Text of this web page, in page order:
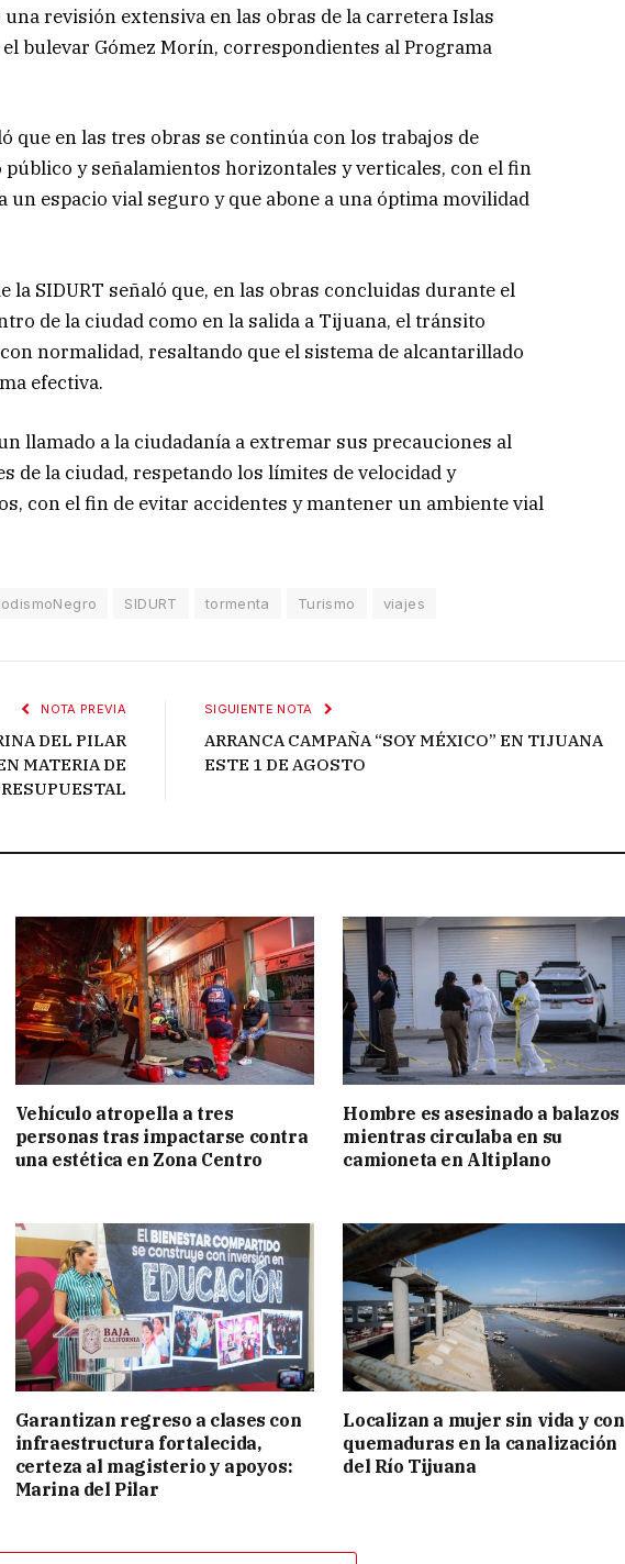
una revisión extensiva en las obras de la carretera Islas
bulevar Gómez Morín, correspondientes al Programa
que en las tres obras se continúa con los trabajos de
y señalamientos horizontales y verticales, con el fin
un espacio vial seguro y que abone a una óptima movilidad
la SIDURT señaló que, en las obras concluidas durante el
de la ciudad como en la salida a Tijuana, el tránsito
normalidad, resaltando que el sistema de alcantarillado
efectiva.
llamado a la ciudadanía a extremar sus precauciones al
de la ciudad, respetando los límites de velocidad y
con el fin de evitar accidentes y mantener un ambiente vial
SIDURT tormenta Turismo viajes
NOTA PREVIA
DEL PILAR
MATERIA DE
SIGUIENTE NOTA
ARRANCA CAMPAÑA “SOY MÉXICO” EN TIJUANA
ESTE 1 DE AGOSTO
Vehículo atropella a tres
personas tras impactarse contra
una estética en Zona Centro
Hombre es asesinado a balazos
mientras circulaba en su
camioneta en Altiplano
Garantizan regreso a clases con
infraestructura fortalecida,
certeza al magisterio y apoyos:
Marina del Pilar
Localizan a mujer sin vida y con
quemaduras en la canalización
del Río Tijuana